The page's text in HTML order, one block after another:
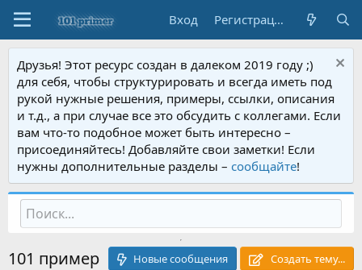
Вход Регистрация
Друзья! Этот ресурс создан в далеком 2019 году ;)
для себя, чтобы структурировать и всегда иметь под
рукой нужные решения, примеры, ссылки, описания
и т.д., а при случае все это обсудить с коллегами. Если
вам что-то подобное может быть интересно –
присоединяйтесь! Добавляйте свои заметки! Если
нужны дополнительные разделы – сообщайте!
101 пример Новые сообщения Создать тему...